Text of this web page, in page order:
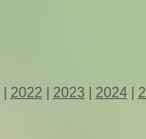
2022 2023 2024|